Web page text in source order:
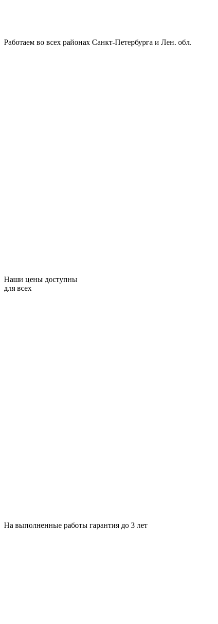
Работаем во всех районах Санкт-Петербурга и Лен. обл.
Наши цены доступны
для всех
На выполненные работы гарантия до 3 лет